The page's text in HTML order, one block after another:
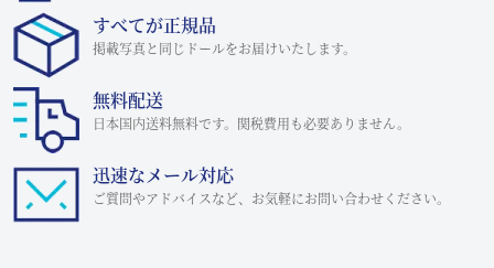
すべてが正規品
掲載写真と同じドールをお届けいたします。
無料配送
日本国内送料無料です。関税費用も必要ありません。
迅速なメール対応
ご質問やアドバイスなど、お気軽にお問い合わせください。